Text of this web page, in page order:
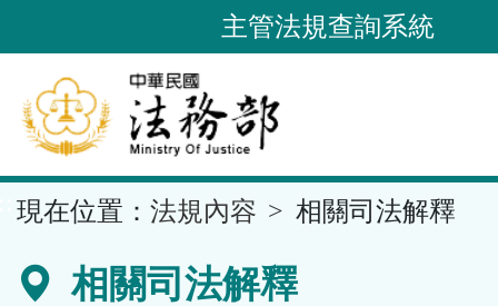
到
要
內
容
區
主管法規查詢系統
現在位置： 法規內容 相關司法解釋
相關司法解釋